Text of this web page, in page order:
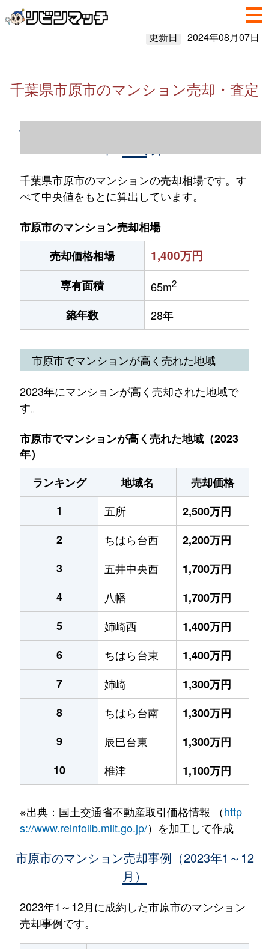
更新日 2024年08月07日
千葉県市原市のマンション売却・査定
千葉県市原市のマンション売却情報（2023
千葉県市原市のマンションの売却相場です。す
べて中央値をもとに算出しています。
市原市のマンション売却相場
売却価格相場
1,400万円
専有面積 65m2
築年数 28年
市原市でマンションが高く売れた地域
2023年にマンションが高く売却された地域で
す。
市原市でマンションが高く売れた地域（2023
年）
ランキング
地域名
売却価格
1
五所
2,500万円
2
ちはら台西
2,200万円
3
五井中央西
1,700万円
4
八幡
1,700万円
5
姉崎西
1,400万円
6
ちはら台東
1,400万円
7
姉崎
1,300万円
8
ちはら台南
1,300万円
9
辰巳台東
1,300万円
10
椎津 1,100万円
※出典：国土交通省不動産取引価格情報 （http
s://www.reinfolib.mlit.go.jp/）を加工して作成
市原市のマンション売却事例（2023年1～12
月）
2023年1～12月に成約した市原市のマンション
売却事例です。